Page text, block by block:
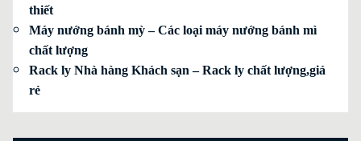
thiết
Máy nướng bánh mỳ – Các loại máy nướng bánh mì
chất lượng
Rack ly Nhà hàng Khách sạn – Rack ly chất lượng,giá
rẻ